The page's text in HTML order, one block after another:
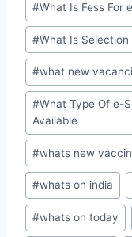
#What Is Fess For
#What Is Selection
#what new
#What Type Of e-
Available
#whats new
#whats on india
#whats on today